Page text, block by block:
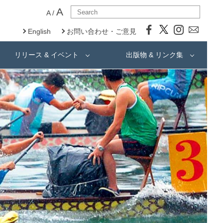
A/ A
English お問い合わせ・ご意見
リリース & イベント 出版物 & リンク集